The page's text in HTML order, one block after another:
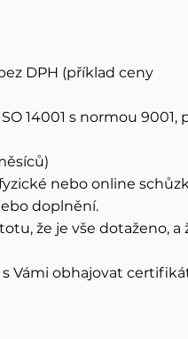
DPH (příklad ceny
14001 s normou 9001,
nebo online
doplnění.
že je vše dotaženo, a
Vámi obhajovat